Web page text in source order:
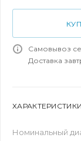
Самовывоз
Доставка
ХАРАКТЕРИСТИКИ
Номинальный